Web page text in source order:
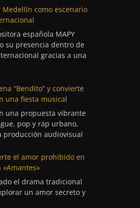
Medellín como escenario
española MAPY
su presencia dentro de
gracias a una
“Bendito” y convierte
una fiesta musical
una propuesta vibrante
pop y rap urbano,
producción audiovisual
el amor prohibido en
el drama tradicional
un amor secreto y